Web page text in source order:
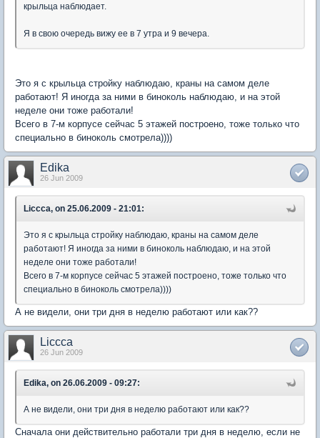
крыльца наблюдает.
Я в свою очередь вижу ее в 7 утра и 9 вечера.
Это я с крыльца стройку наблюдаю, краны на самом деле
работают! Я иногда за ними в биноколь наблюдаю, и на этой
неделе они тоже работали!
Всего в 7-м корпусе сейчас 5 этажей построено, тоже только что
специально в биноколь смотрела))))
Edika
26 Jun 2009
Liccca, on 25.06.2009 - 21:01:
Это я с крыльца стройку наблюдаю, краны на самом деле
работают! Я иногда за ними в биноколь наблюдаю, и на этой
неделе они тоже работали!
Всего в 7-м корпусе сейчас 5 этажей построено, тоже только что
специально в биноколь смотрела))))
А не видели, они три дня в неделю работают или как??
Liccca
26 Jun 2009
Edika, on 26.06.2009 - 09:27:
А не видели, они три дня в неделю работают или как??
Сначала они действительно работали три дня в неделю, если не